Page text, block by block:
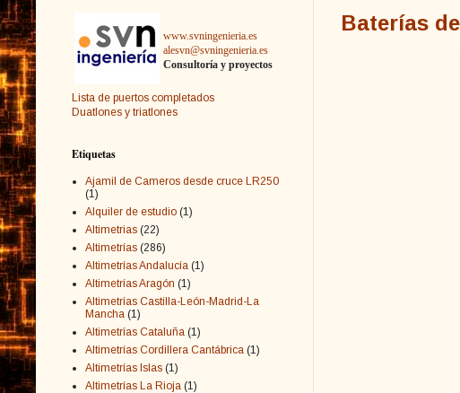
Baterías
www.svningenieria.es
alesvn@svningenieria.es
Consultoría y proyectos
Lista de puertos completados
Duatlones y triatlones
Etiquetas
Ajamil de Cameros desde cruce LR250
(1)
Alquiler de estudio (1)
Altimetrias (22)
Altimetrías (286)
Altimetrías Andalucía (1)
Altimetrías Aragón (1)
Altimetrías Castilla-León-Madrid-La
Mancha (1)
Altimetrías Cataluña (1)
Altimetrías Cordillera Cantábrica (1)
Altimetrías Islas (1)
Altimetrías La Rioja (1)